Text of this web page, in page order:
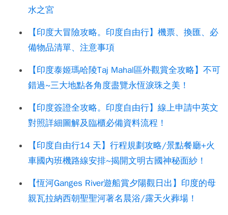
水之宮
【印度大冒險攻略。印度自由行】機票、換匯、必
備物品清單、注意事項
【印度泰姬瑪哈陵Taj Mahal區外觀賞全攻略】不可
錯過~三大地點各角度盡覽永恆淚珠之美！
【印度簽證全攻略。印度自由行】線上申請中英文
對照詳細圖解及臨櫃必備資料流程！
【印度自由行14 天】行程規劃攻略/景點餐廳+火
車國內班機路線安排~揭開文明古國神秘面紗！
【恆河Ganges River遊船賞夕陽觀日出】印度的母
親瓦拉納西朝聖聖河著名晨浴/露天火葬場！